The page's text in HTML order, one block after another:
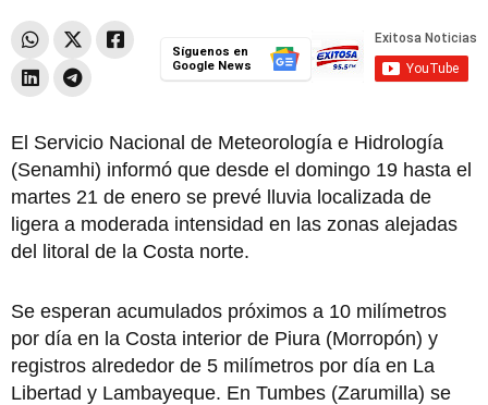
Síguenos en
Google News
El Servicio Nacional de Meteorología e Hidrología
(Senamhi) informó que desde el domingo 19 hasta el
martes 21 de enero se prevé lluvia localizada de
ligera a moderada intensidad en las zonas alejadas
del litoral de la Costa norte.
Se esperan acumulados próximos a 10 milímetros
por día en la Costa interior de Piura (Morropón) y
registros alrededor de 5 milímetros por día en La
Libertad y Lambayeque. En Tumbes (Zarumilla) se